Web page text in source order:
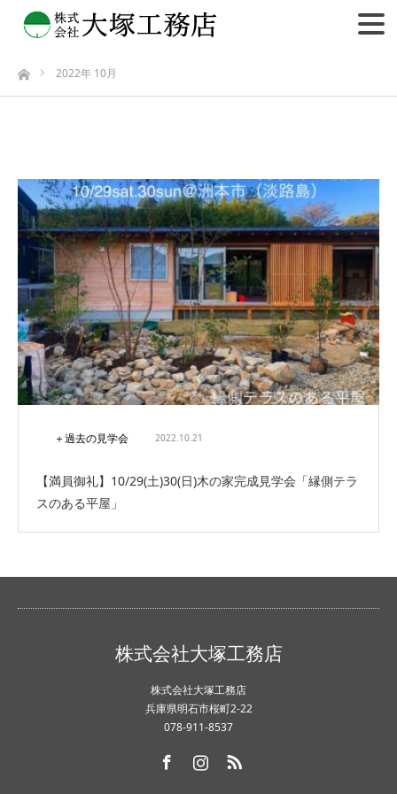
ホーム2022年 10月
＋過去の見学会 2022.10.21
【満員御礼】10/29(土)30(日)木の家完成見学会「縁側テラ
スのある平屋」
株式会社大塚工務店
株式会社大塚工務店
兵庫県明石市桜町2-22
078-911-8537